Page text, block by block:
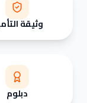
وثيقة
دبلوم